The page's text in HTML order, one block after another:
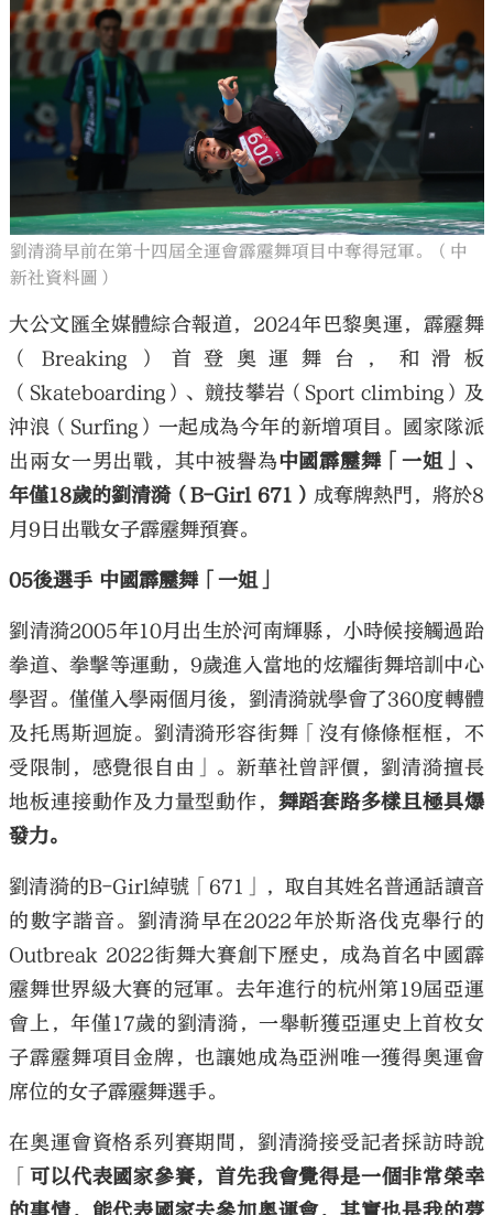
劉清漪早前在第十四屆全運會霹靂舞項目中奪得冠軍。（中
新社資料圖）
大公文匯全媒體綜合報道，2024年巴黎奧運，霹靂舞
（Breaking）首登奧運舞台，和滑板
（Skateboarding）、競技攀岩（Sport climbing）及
沖浪（Surfing）一起成為今年的新增項目。國家隊派
出兩女一男出戰，其中被譽為中國霹靂舞「一姐」、
年僅18歲的劉清漪（B-Girl 671） 成奪牌熱門，將於8
月9日出戰女子霹靂舞預賽。
05後選手 中國霹靂舞「一姐」
劉清漪2005年10月出生於河南輝縣，小時候接觸過跆
拳道、拳擊等運動，9歲進入當地的炫耀街舞培訓中心
學習。僅僅入學兩個月後，劉清漪就學會了360度轉體
及托馬斯迴旋。劉清漪形容街舞「沒有條條框框，不
受限制，感覺很自由」。新華社曾評價，劉清漪擅長
地板連接動作及力量型動作， 舞蹈套路多樣且極具爆
發力。
劉清漪的B-Girl綽號「671」，取自其姓名普通話讀音
的數字諧音。劉清漪早在2022年於斯洛伐克舉行的
Outbreak 2022街舞大賽創下歷史，成為首名中國霹
靂舞世界級大賽的冠軍。去年進行的杭州第19屆亞運
會上，年僅17歲的劉清漪，一舉斬獲亞運史上首枚女
子霹靂舞項目金牌，也讓她成為亞洲唯一獲得奧運會
席位的女子霹靂舞選手。
在奧運會資格系列賽期間，劉清漪接受記者採訪時說
「可以代表國家參賽，首先我會覺得是一個非常榮幸